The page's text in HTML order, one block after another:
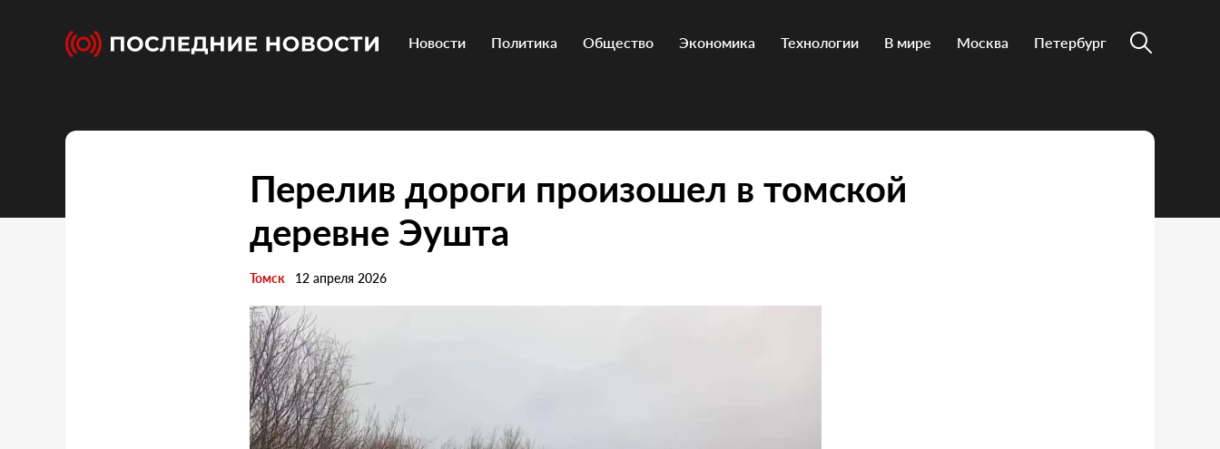
Новости Политика Общество Экономика Технологии В мире Москва Петербург
Перелив дороги произошел в томской
деревне Эушта
Томск 12 апреля 2026